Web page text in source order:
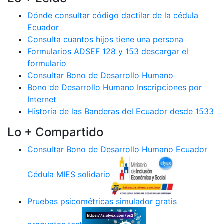
Dónde consultar código dactilar de la cédula
Ecuador
Consulta cuantos hijos tiene una persona
Formularios ADSEF 128 y 153 descargar el
formulario
Consultar Bono de Desarrollo Humano
Bono de Desarrollo Humano Inscripciones por
Internet
Historia de las Banderas del Ecuador desde 1533
Lo + Compartido
Consultar Bono de Desarrollo Humano Ecuador
Cédula MIES solidario
Pruebas psicométricas simulador gratis